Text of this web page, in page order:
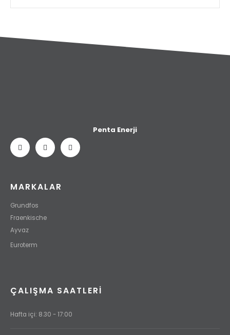
Penta Enerji
MARKALAR
Grundfos
Fraenkische
Ayvaz
Euroterm
ÇALIŞMA SAATLERI
Hafta içi: 8.30 - 17:00